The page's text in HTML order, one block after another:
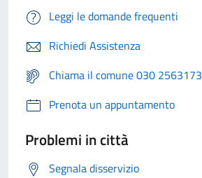
Leggi le domande frequenti
Richiedi Assistenza
Chiama il comune 030 2563173
Prenota un appuntamento
Problemi in città
Segnala disservizio